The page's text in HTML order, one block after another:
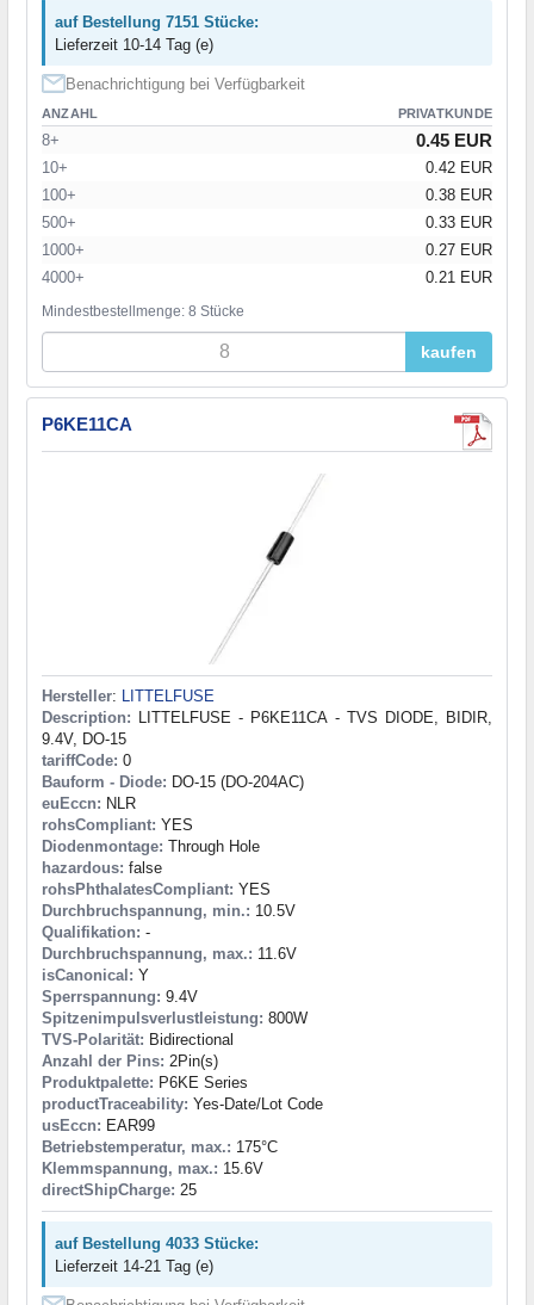
auf Bestellung 7151 Stücke:
Lieferzeit 10-14 Tag (e)
Benachrichtigung bei Verfügbarkeit
ANZAHL PRIVATKUNDE
8+ 0.45 EUR
10+
0.42 EUR
100+
0.38 EUR
500+
0.33 EUR
1000+
0.27 EUR
4000+
0.21 EUR
Mindestbestellmenge: 8 Stücke
kaufen
P6KE11CA
Hersteller: LITTELFUSE
Description: LITTELFUSE - P6KE11CA - TVS DIODE, BIDIR,
9.4V, DO-15
tariffCode: 0
Bauform - Diode: DO-15 (DO-204AC)
euEccn: NLR
rohsCompliant: YES
Diodenmontage: Through Hole
hazardous: false
rohsPhthalatesCompliant: YES
Durchbruchspannung, min.: 10.5V
Qualifikation: -
Durchbruchspannung, max.: 11.6V
isCanonical: Y
Sperrspannung: 9.4V
Spitzenimpulsverlustleistung: 800W
TVS-Polarität: Bidirectional
Anzahl der Pins: 2Pin(s)
Produktpalette: P6KE Series
productTraceability: Yes-Date/Lot Code
usEccn: EAR99
Betriebstemperatur, max.: 175°C
Klemmspannung, max.: 15.6V
directShipCharge: 25
auf Bestellung 4033 Stücke:
Lieferzeit 14-21 Tag (e)